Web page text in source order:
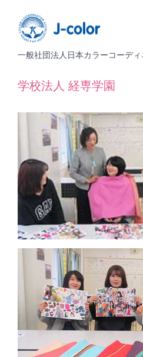
一般社団法人日本カラーコーデ
学校法人 経専学園